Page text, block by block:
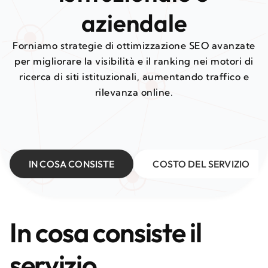
aziendale
Forniamo strategie di ottimizzazione SEO avanzate
per migliorare la visibilità e il ranking nei motori di
ricerca di siti istituzionali, aumentando traffico e
rilevanza online.
IN COSA CONSISTE COSTO DEL SERVIZIO
In cosa consiste il